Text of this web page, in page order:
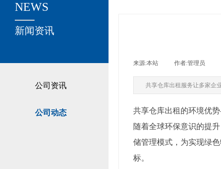
公司资讯
公司动态
关于我们
新闻资讯
NEWS
来源:本站 作者:管理员
共享仓库出租服务让多家企
共享仓库出租的环境优
随着全球环保意识的提
储管理模式，为实现绿
标。